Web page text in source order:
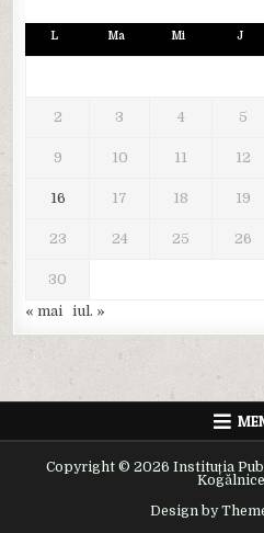
L Ma Mi J
2 3 4 5
9 10 11 12
16 17 18 19
23 24 25 26
30
« mai
iul. »
Copyright © 2026 Instituția
Design by